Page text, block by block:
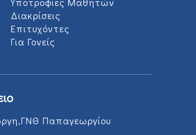
Διακρίσεις
Επιτυχόντες
Για Γονείς
Παπαγεωργίου